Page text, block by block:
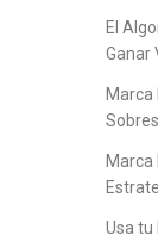
El
Ganar
Marca
Usa tu